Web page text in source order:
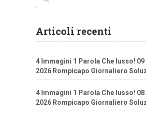
Articoli recenti
4 Immagini 1 Parola Che lusso!
2026 Rompicapo Giornaliero
4 Immagini 1 Parola Che lusso!
2026 Rompicapo Giornaliero